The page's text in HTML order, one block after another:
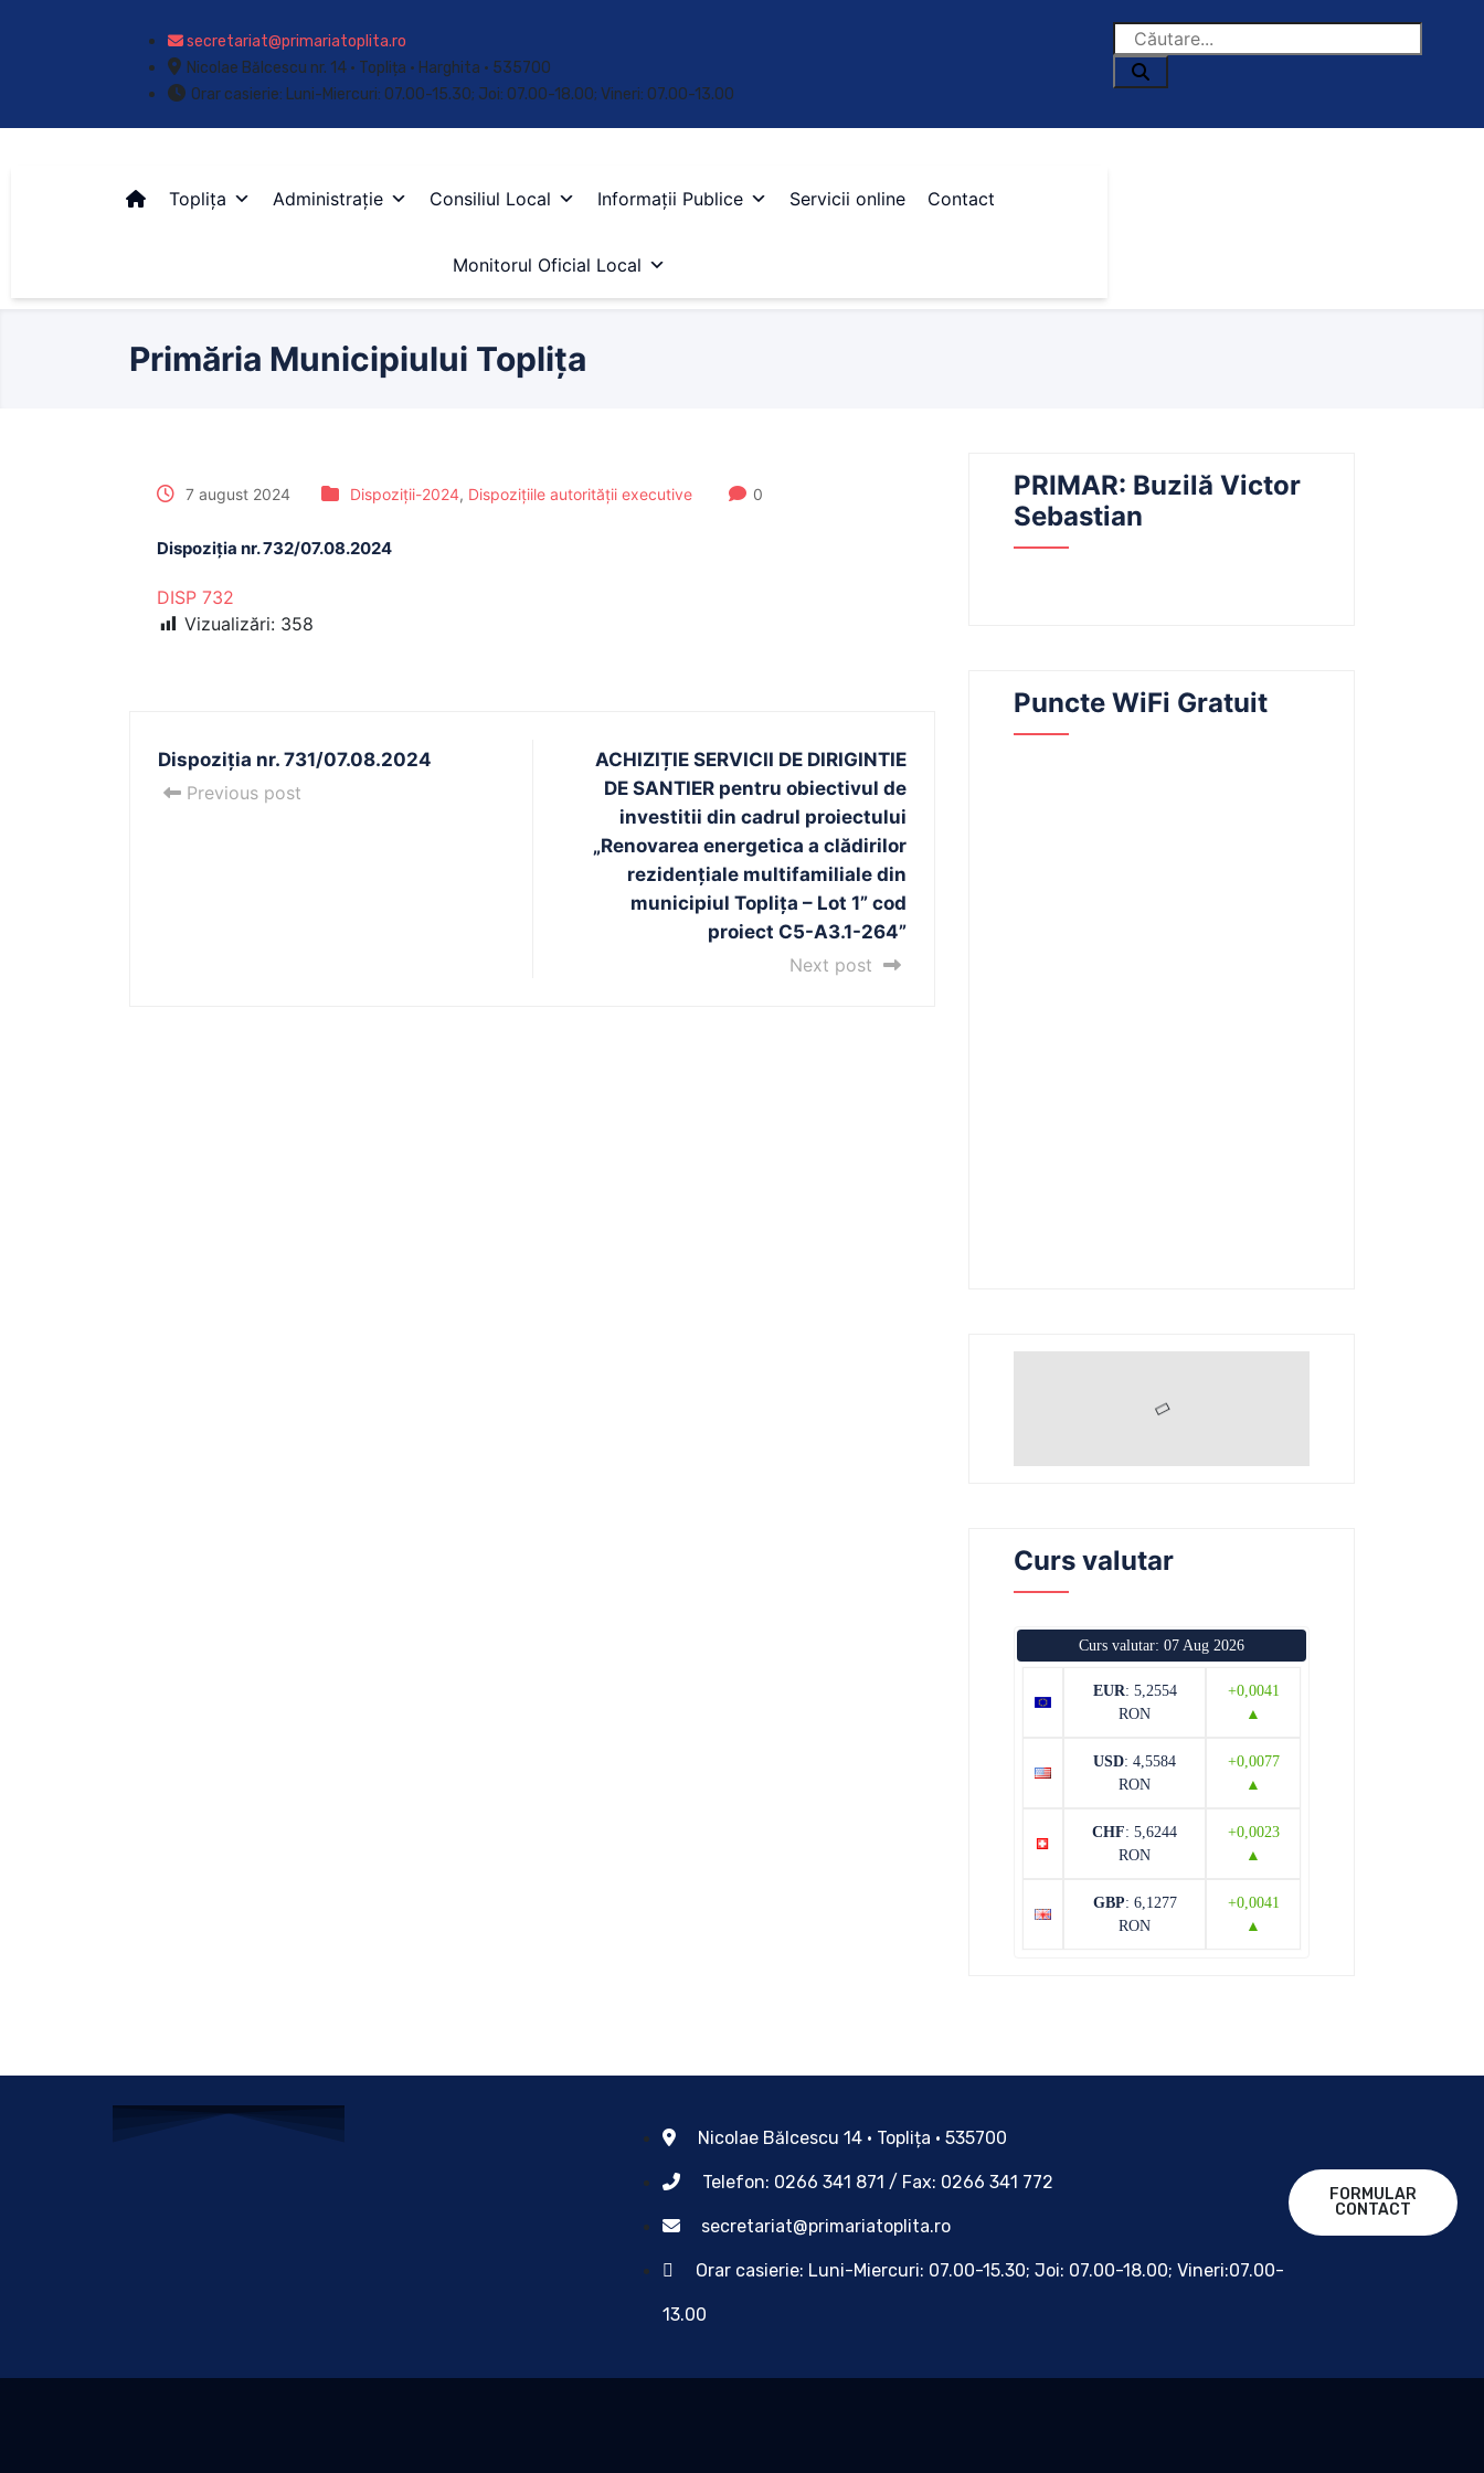
secretariat@primariatoplita.ro
Nicolae Bălcescu nr. 14 • Toplița • Harghita • 535700
Orar casierie: Luni-Miercuri: 07.00-15.30; Joi: 07.00-18.00; Vineri: 07.00-13.00
Toplița Administrație Consiliul Local Informații Publice Servicii online Contact
Monitorul Oficial Local
Primăria Municipiului Toplița
7 august 2024 Dispoziții-2024, Dispozițiile autorității executive 0
Dispoziția nr. 732/07.08.2024
DISP 732
Vizualizări: 358
Dispoziția nr. 731/07.08.2024
Previous post
ACHIZIȚIE SERVICII DE DIRIGINTIE
DE SANTIER pentru obiectivul de
investitii din cadrul proiectului
„Renovarea energetica a clădirilor
rezidențiale multifamiliale din
municipiul Toplița – Lot 1” cod
proiect C5-A3.1-264”
Next post
PRIMAR: Buzilă Victor
Sebastian
Puncte WiFi Gratuit
Curs valutar
Curs valutar: 07 Aug 2026
EUR: 5,2554
RON
+0,0041
▲
USD: 4,5584
RON
+0,0077
▲
CHF: 5,6244
RON
+0,0023
▲
GBP: 6,1277
RON
+0,0041
▲
Nicolae Bălcescu 14 • Toplița • 535700
Telefon: 0266 341 871 / Fax: 0266 341 772
secretariat@primariatoplita.ro
Orar casierie: Luni-Miercuri: 07.00-15.30; Joi: 07.00-18.00; Vineri:07.00-
13.00
FORMULAR
CONTACT